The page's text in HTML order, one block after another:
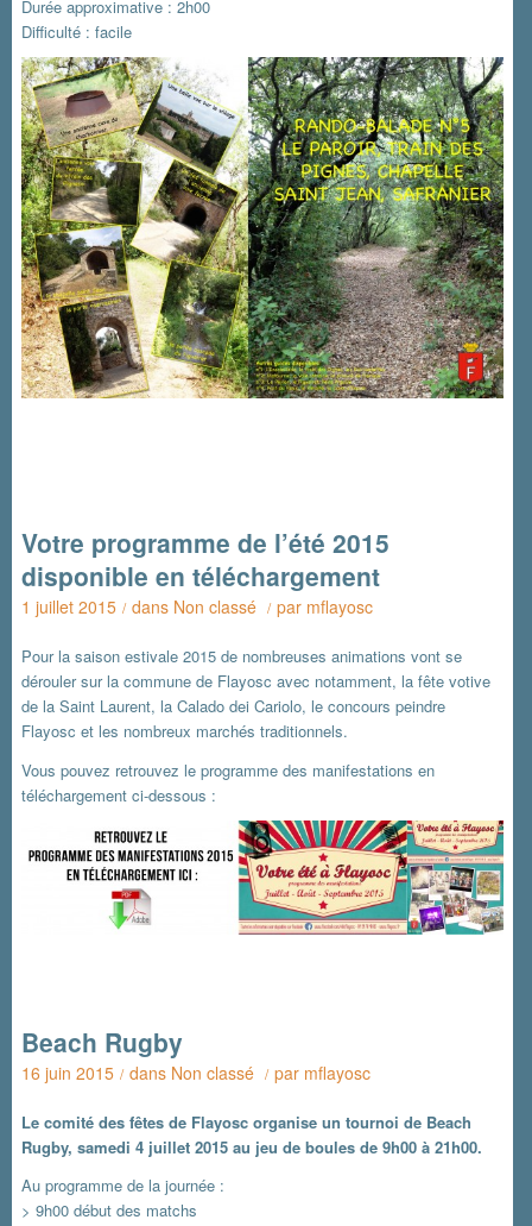
Durée approximative : 2h00
Difficulté : facile
Votre programme de l’été 2015
disponible en téléchargement
1 juillet 2015 / dans Non classé / par mflayosc
Pour la saison estivale 2015 de nombreuses animations vont se
dérouler sur la commune de Flayosc avec notamment, la fête votive
de la Saint Laurent, la Calado dei Cariolo, le concours peindre
Flayosc et les nombreux marchés traditionnels.
Vous pouvez retrouvez le programme des manifestations en
téléchargement ci-dessous :
Beach Rugby
16 juin 2015 / dans Non classé / par mflayosc
Le comité des fêtes de Flayosc organise un tournoi de Beach
Rugby, samedi 4 juillet 2015 au jeu de boules de 9h00 à 21h00.
Au programme de la journée :
> 9h00 début des matchs